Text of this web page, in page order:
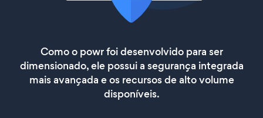
Como o powr foi desenvolvido para ser
dimensionado, ele possui a segurança integrada
mais avançada e os recursos de alto volume
disponíveis.